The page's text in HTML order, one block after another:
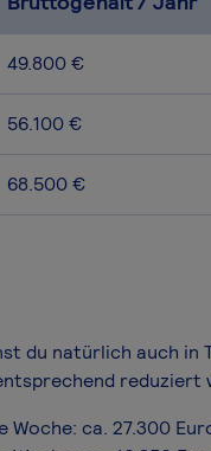
49.800 €
56.100 €
68.500 €
du natürlich auch in
reduziert
Woche: ca. 27.300